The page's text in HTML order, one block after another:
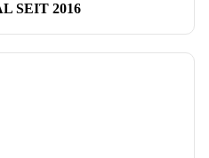
SEIT 2016